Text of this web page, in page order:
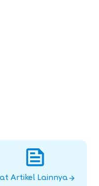
Artikel Lainnya